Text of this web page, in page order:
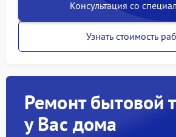
Консультация со
Узнать стоимость
Ремонт бытовой
у Вас дома